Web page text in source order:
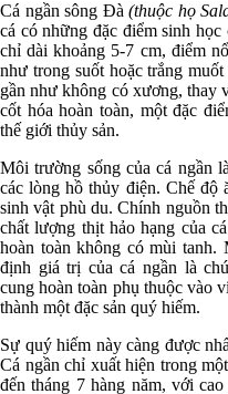
Cá ngần sông Đà(thuộc họ
cá có những đặc điểm sinh
chỉ dài khoảng 5-7 cm, điểm
như trong suốt hoặc trắng
gần như không có xương, thay
cốt hóa hoàn toàn, một đặc
thế giới thủy sản.
Môi trường sống của cá ngần
các lòng hồ thủy điện. Chế độ
sinh vật phù du. Chính nguồn
chất lượng thịt hảo hạng của
hoàn toàn không có mùi
định giá trị của cá ngần là
cung hoàn toàn phụ thuộc vào
thành một đặc sản quý hiếm.
Sự quý hiếm này càng được
Cá ngần chỉ xuất hiện trong
đến tháng 7 hàng năm, với